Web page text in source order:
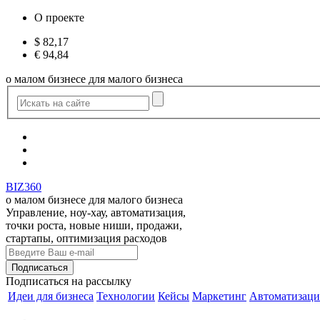
О проекте
$ 82,17
€ 94,84
о малом бизнесе для малого бизнеса
BIZ360
о малом бизнесе для малого бизнеса
Управление, ноу-хау, автоматизация,
точки роста, новые ниши, продажи,
стартапы, оптимизация расходов
Подписаться на рассылку
Идеи для бизнеса Технологии Кейсы Маркетинг